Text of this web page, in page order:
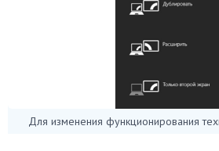
Для изменения функционирования